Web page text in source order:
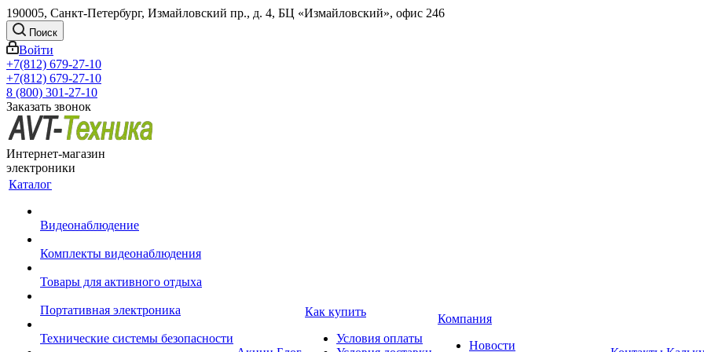
190005, Санкт-Петербург, Измайловский пр., д. 4, БЦ «Измайловский», офис 246
Поиск
Войти
+7(812) 679-27-10
+7(812) 679-27-10
8 (800) 301-27-10
Заказать звонок
Интернет-магазин
электроники
Каталог
Видеонаблюдение
Комплекты видеонаблюдения
Товары для активного отдыха
Портативная электроника
Технические системы безопасности
Как купить
Условия оплаты
Компания
Новости